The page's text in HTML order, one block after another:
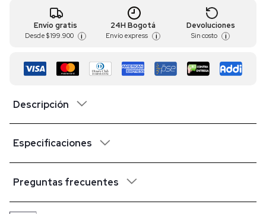
Envío gratis
Desde $ 199.900 i
24H Bogotá
Envío express i
Devoluciones
Sin costo i
Descripción
Especificaciones
Preguntas frecuentes